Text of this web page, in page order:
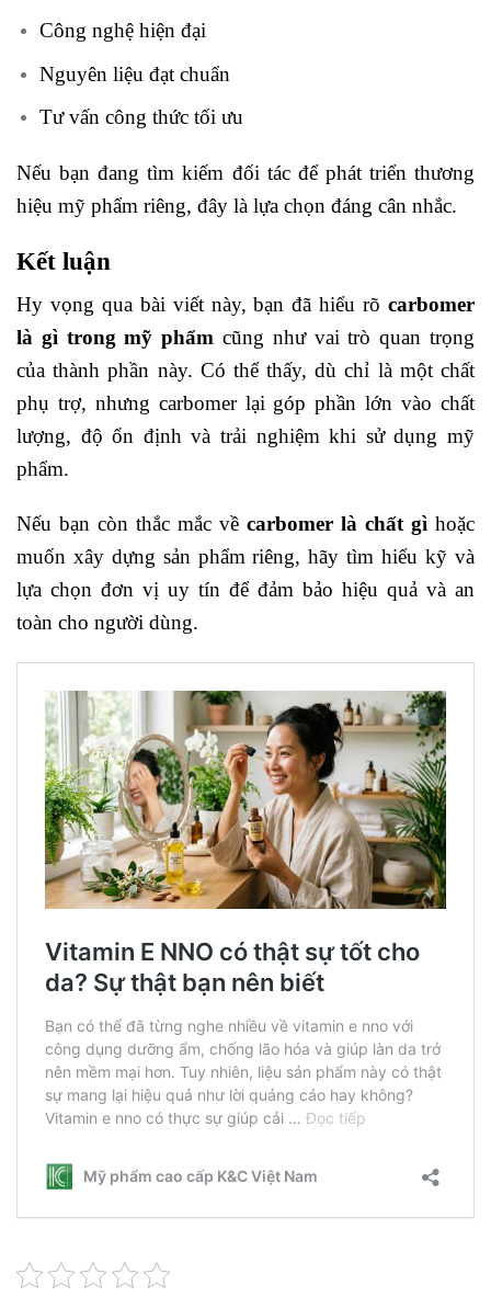
Công nghệ hiện đại
Nguyên liệu đạt chuẩn
Tư vấn công thức tối ưu
Nếu bạn đang tìm kiếm đối tác để phát triển thương
hiệu mỹ phẩm riêng, đây là lựa chọn đáng cân nhắc.
Kết luận
Hy vọng qua bài viết này, bạn đã hiểu rõ carbomer
là gì trong mỹ phẩm cũng như vai trò quan trọng
của thành phần này. Có thể thấy, dù chỉ là một chất
phụ trợ, nhưng carbomer lại góp phần lớn vào chất
lượng, độ ổn định và trải nghiệm khi sử dụng mỹ
phẩm.
Nếu bạn còn thắc mắc về carbomer là chất gì hoặc
muốn xây dựng sản phẩm riêng, hãy tìm hiểu kỹ và
lựa chọn đơn vị uy tín để đảm bảo hiệu quả và an
toàn cho người dùng.